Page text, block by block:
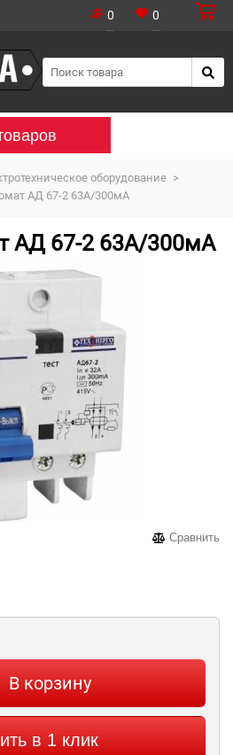
0 0
оборудование >
АД 67-2 63А/300мА
АД 67-2 63А/300мА
Сравнить
В корзину
в 1 клик